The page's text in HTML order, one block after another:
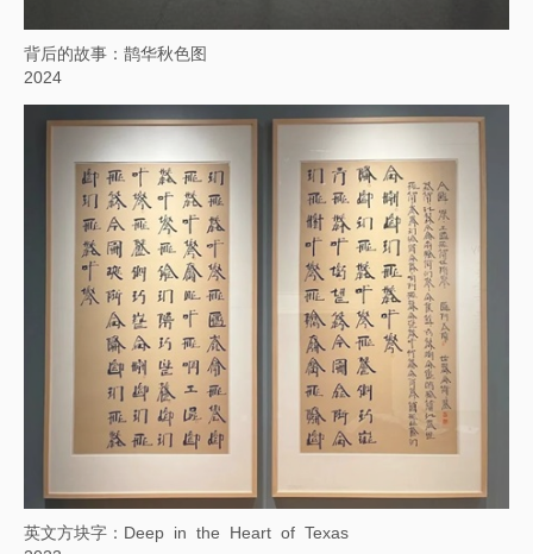
背后的故事：鹊华秋色图
2024
英文方块字：Deep in the Heart of Texas